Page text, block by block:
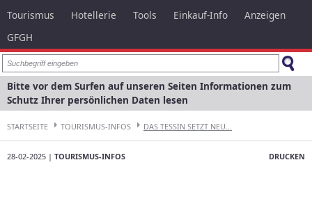
Tourismus
Hotellerie Tools Einkauf-Info
Anzeigen
GFGH
Bitte vor dem Surfen auf unseren Seiten Informationen zum
Schutz Ihrer persönlichen Daten lesen
STARTSEITE TOURISMUS-INFOS DAS TESSIN SETZT NEU...
DRUCKEN
28-02-2025 | TOURISMUS-INFOS